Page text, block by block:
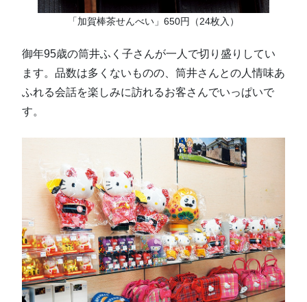
「加賀棒茶せんべい」650円（24枚入）
御年95歳の筒井ふく子さんが一人で切り盛りしてい
ます。品数は多くないものの、筒井さんとの人情味あ
ふれる会話を楽しみに訪れるお客さんでいっぱいで
す。